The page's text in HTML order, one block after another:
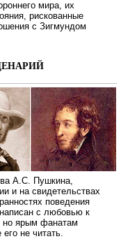
мира, их
рискованные
с Зигмундом
А.С. Пушкина,
и на свидетельствах
поведения
с любовью к
но ярым фанатам
не читать.